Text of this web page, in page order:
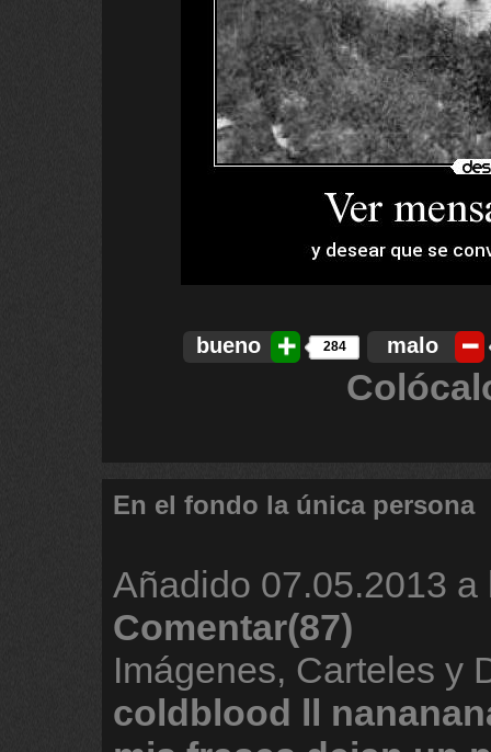
bueno 284 malo
En el fondo la única persona
Añadido 07.05.2013 a
Comentar(87)
Imágenes, Carteles y
coldblood ll